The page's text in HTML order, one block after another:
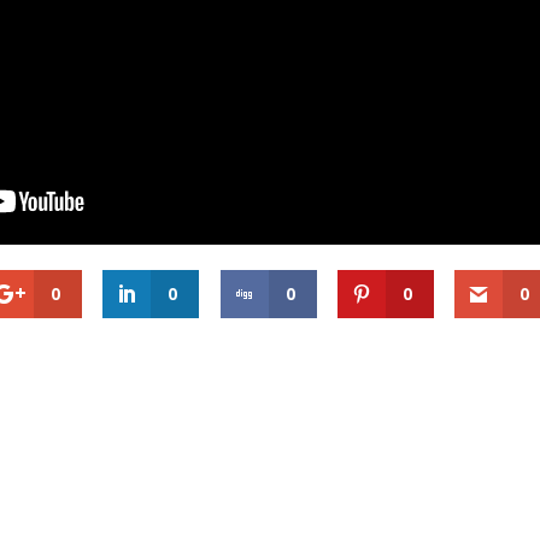
0 0 0 0 0